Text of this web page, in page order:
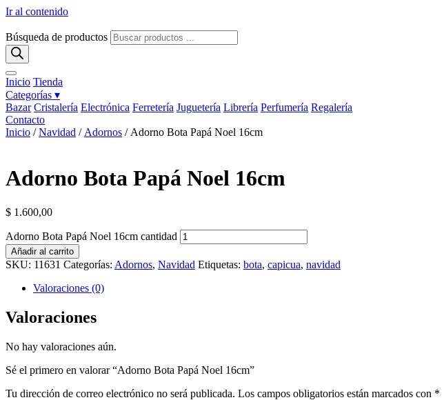
Ir al contenido
Búsqueda de productos
Inicio Tienda
Categorías ▾
Bazar Cristalería Electrónica Ferretería Juguetería Librería Perfumería Regalería
Contacto
Inicio /Navidad / Adornos / Adorno Bota Papá Noel 16cm
Adorno Bota Papá Noel 16cm
$ 1.600,00
Adorno Bota Papá Noel 16cm cantidad
Añadir al carrito
SKU: 11631 Categorías: Adornos, Navidad Etiquetas: bota, capicua, navidad
Valoraciones (0)
Valoraciones
No hay valoraciones aún.
Sé el primero en valorar “Adorno Bota Papá Noel 16cm”
Tu dirección de correo electrónico no será publicada. Los campos obligatorios están marcados con *